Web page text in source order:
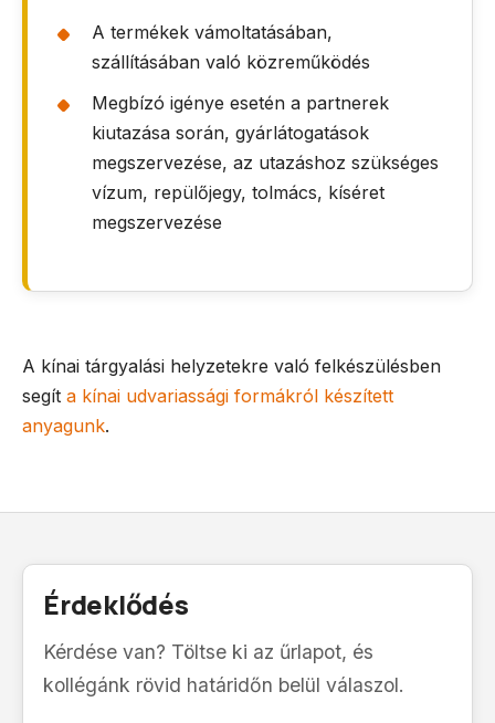
A termékek vámoltatásában,
szállításában való közreműködés
Megbízó igénye esetén a partnerek
kiutazása során, gyárlátogatások
megszervezése, az utazáshoz szükséges
vízum, repülőjegy, tolmács, kíséret
megszervezése
A kínai tárgyalási helyzetekre való felkészülésben
segít a kínai udvariassági formákról készített
anyagunk.
Érdeklődés
Kérdése van? Töltse ki az űrlapot, és
kollégánk rövid határidőn belül válaszol.